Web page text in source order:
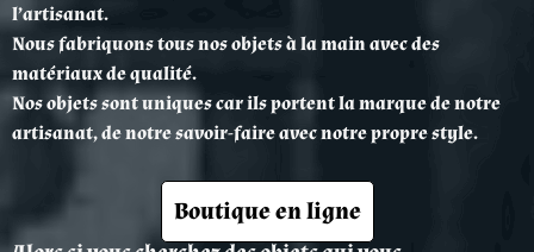
l’artisanat.
Nous fabriquons tous nos objets à la main avec des
matériaux de qualité.
Nos objets sont uniques car ils portent la marque de notre
artisanat, de notre savoir-faireavecnotre propre style.
Boutique en ligne